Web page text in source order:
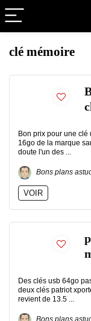
clé mémoire
Bon prix pour une
16go de la marque
doute l'un des ...
Bons plans
VOIR
Des clés usb 64go
deux clés patriot
revient de 13.5 ...
Bons plans